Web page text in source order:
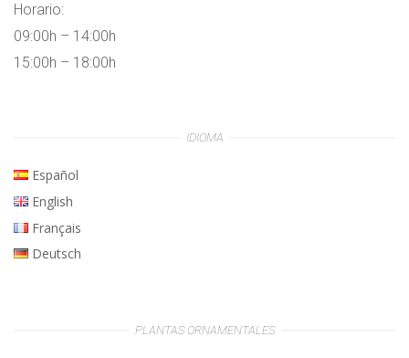
Horario:
09:00h – 14:00h
15:00h – 18:00h
IDIOMA
Español
English
Français
Deutsch
PLANTAS ORNAMENTALES